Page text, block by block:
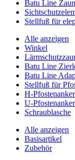
Batu Line
Stellfuß für
Alle anzeigen
Winkel
Batu Line
Batu Line
Stellfuß für
H-Pfostenanker
U-Pfostenanker
Schraublasche
Alle anzeigen
Basisartikel
Zubehör